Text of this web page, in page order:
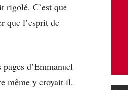
rigolé. C’est que
que l’esprit de
d’Emmanuel
même y croyait-il.